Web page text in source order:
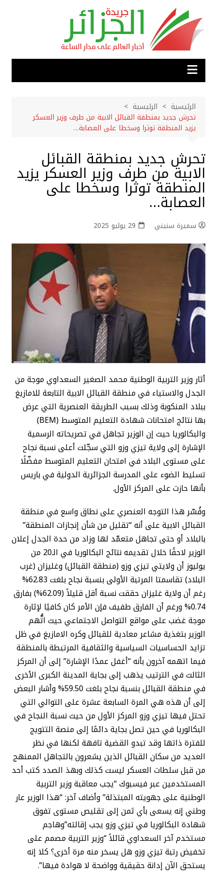
المحتوى
الرئيسية
الرئيسية
تحرش جديد بمنطقة القبائل الابية من طرف وزير العسكر
يزيد المنطقة توثرا وسخطا على العصابة…
تحرش جديد بمنطقة القبائل
الابية من طرف وزير العسكر يزيد
المنطقة توثرا وسخطا على
العصابة…
سميرة سنيني 29 يوليو 2025
أثار وزير التربية الوطنية محمد الصغير السعداوي موجة من
الجدل والاستياء في منطقة القبائل الابية التابعة للامازيغ
ببلاد المنكوبة وذلك بسبب الطريقة العنصرية التي عرض
بها نتائج امتحانات شهادة التعليم المتوسط (BEM)
والبكالوريا حيث إن الوزير تجاهل في تصريحاته الرسمية
الإشارة إلى ولاية تيزي وزو التي سجّلت أعلى نسبة نجاح
على مستوى البلاد في امتحان التعليم المتوسط مفضّلًا
تسليط الضوء على المدرسة الجزائرية الدولية في باريس
بأنها حازت على المركز الأول.
وفُسّر هذا التوجه العنصري على نطاق واسع في منطقة
القبائل الابية على أنه “تقليل من شأن إنجازات المنطقة”
بالبلاد أو حتى تجاهل متعمّد لها وزاد من حدة الجدل إعلان
الوزير لاحقًا خلال تقديمه نتائج البكالوريا في الـ20 من
يوليوز أن ولايتي تيزي وزو (منطقة القبائل) وغليزان (غرب
البلاد) تقاسمتا المرتبة الأولى بنسبة نجاح بلغت 62.83%
رغم أن ولاية غليزان حققت نسبة أقل قليلاً (62.09%) بفارق
0.74% ورغم أن الفارق طفيف فإن الأمر كان كافيًا لإثارة
موجة غضب على مواقع التواصل الاجتماعي حيث اتُّهم
الوزير بتغذية مشاعر معادية للقبائل وكره الامازيغ في ظل
تزايد الحساسيات السياسية والثقافية المرتبطة بالمنطقة
فيما اتهمه آخرون بأنه “أغفل عمدًا الإشارة” إلى أن المركز
الثالث في الترتيب يذهب إلى بجاية المدينة الكبرى الأخرى
في منطقة القبائل بنسبة نجاح بلغت 59.50% وأشار البعض
إلى أن هذه هي المرة السابعة عشرة على التوالي التي
تحتل فيها تيزي وزو المركز الأول من حيث نسبة النجاح في
البكالوريا في حين تصل بجاية دائمًا إلى منصة التتويج
للفترة ذاتها وقد تبدو القضية تافهة لكنها في نظر
العديد من سكان القبائل الذين يشعرون بالتجاهل الممنهج
من قبل سلطات العسكر ليست كذلك وبهذ الصدد كتب أحد
المستخدمين عبر فيسبوك “يجب معاقبة وزير التربية
الوطنية على جهويته المبتذلة” وأضاف آخر: “هذا الوزير عار
وطني إنه يسعى بأي ثمن إلى تقليص مستوى تفوق
شهادة البكالوريا في تيزي وزو يجب إقالته”وهاجم
مستخدم آخر السعداوي قائلاً “وزير التربية مصمم على
تخفيض رتبة تيزي وزو هل يسخر منه مرة أخرى؟ كلا إنه
يستحق الآن إدانة حقيقية وواضحة لا هوادة فيها”.